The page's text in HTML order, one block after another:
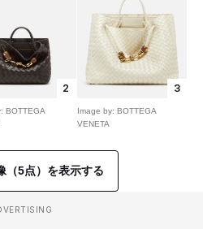
2
BOTTEGA
3
Image by: BOTTEGA
VENETA
（5点）を表示する